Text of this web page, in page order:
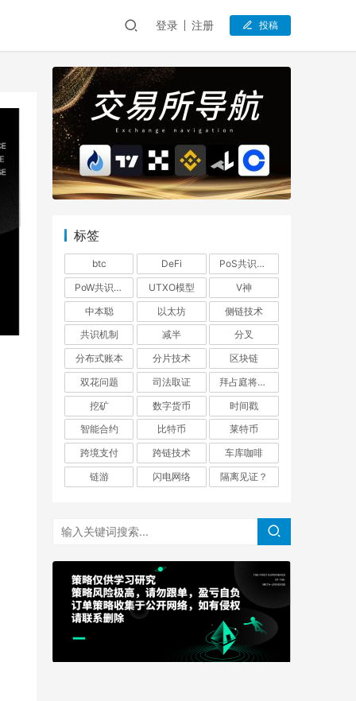
登录 注册 投稿
标签
btc DeFi
PoS共识机制
PoW共识机制
UTXO模型
V神
中本聪
以太坊
侧链技术
共识机制
减半
分叉
分布式账本
分片技术
区块链
双花问题
司法取证
拜占庭将军问题
挖矿
数字货币
时间戳
智能合约
比特币
莱特币
跨境支付
跨链技术
车库咖啡
链游
闪电网络 隔离见证？